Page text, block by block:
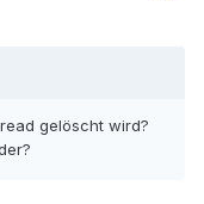
gelöscht wird?